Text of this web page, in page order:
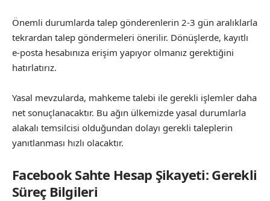
Önemli durumlarda talep gönderenlerin 2-3 gün aralıklarla
tekrardan talep göndermeleri önerilir. Dönüşlerde, kayıtlı
e-posta hesabınıza erişim yapıyor olmanız gerektiğini
hatırlatırız.
Yasal mevzularda, mahkeme talebi ile gerekli işlemler daha
net sonuçlanacaktır. Bu ağın ülkemizde yasal durumlarla
alakalı temsilcisi olduğundan dolayı gerekli taleplerin
yanıtlanması hızlı olacaktır.
Facebook Sahte Hesap Şikayeti: Gerekli
Süreç Bilgileri